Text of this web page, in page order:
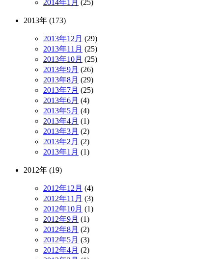
2014年1月 (25)
2013年 (173)
2013年12月 (29)
2013年11月 (25)
2013年10月 (25)
2013年9月 (26)
2013年8月 (29)
2013年7月 (25)
2013年6月 (4)
2013年5月 (4)
2013年4月 (1)
2013年3月 (2)
2013年2月 (2)
2013年1月 (1)
2012年 (19)
2012年12月 (4)
2012年11月 (3)
2012年10月 (1)
2012年9月 (1)
2012年8月 (2)
2012年5月 (3)
2012年4月 (2)